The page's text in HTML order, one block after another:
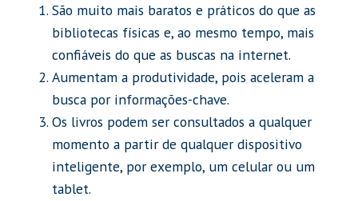
São muito mais baratos e práticos do que as
bibliotecas físicas e, ao mesmo tempo, mais
confiáveis do que as buscas na internet.
Aumentam a produtividade, pois aceleram a
busca por informações-chave.
Os livros podem ser consultados a qualquer
momento a partir de qualquer dispositivo
inteligente, por exemplo, um celular ou um
tablet.